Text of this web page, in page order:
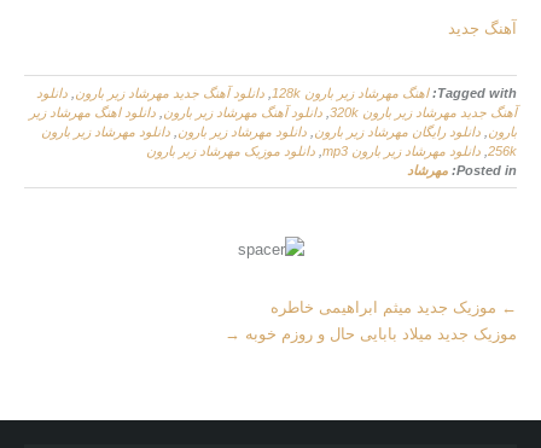
آهنگ جدید
Tagged with: اهنگ مهرشاد زیر بارون 128k دانلود آهنگ جدید مهرشاد زیر بارون دانلود
آهنگ جدید مهرشاد زیر بارون 320k
دانلود آهنگ مهرشاد زیر بارون دانلود اهنگ مهرشاد زیر
بارون دانلود رایگان مهرشاد زیر بارون دانلود مهرشاد زیر بارون دانلود مهرشاد زیر بارون
256k دانلود مهرشاد زیر بارون mp3
دانلود موزیک مهرشاد زیر بارون
Posted in: مهرشاد
M← موزیک جدید میثم ابراهیمی خاطره
موزیک جدید میلاد بابایی حال و روزم خوبه →